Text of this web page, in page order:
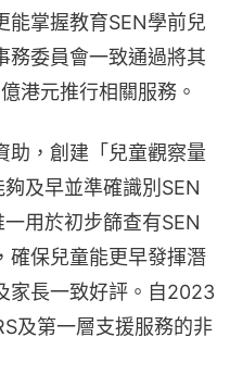
能掌握教育SEN學前兒
務委員會一致通過將其
港元推行相關服務。
助，創建「兒童觀察量
及早並準確識別SEN
用於初步篩查有SEN
確保兒童能更早發揮潛
家長一致好評。自2023
及第一層支援服務的非